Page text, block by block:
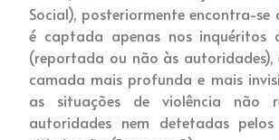
Social), posteriormente encontra-se
é captada apenas nos inquéritos
(reportada ou não às autoridades),
camada mais profunda e mais
as situações de violência não
autoridades nem detetadas